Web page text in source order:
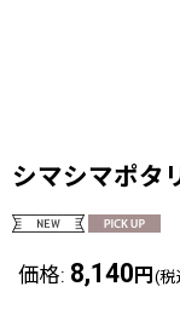
シマシマポ
価格: 8,140 円 (税